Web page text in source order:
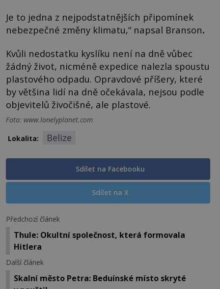
Je to jedna z nejpodstatnějších připomínek
nebezpečné změny klimatu,“ napsal Branson.
Kvůli nedostatku kyslíku není na dně vůbec
žádný život, nicméně expedice nalezla spoustu
plastového odpadu. Opravdové příšery, které
by většina lidí na dně očekávala, nejsou podle
objevitelů živočišné, ale plastové.
Foto: www.lonelyplanet.com
Lokalita:
Belize
Sdílet na Facebooku
Sdílet na X
Předchozí článek
Thule: Okultní společnost, která formovala
Hitlera
Další článek
Skalní město Petra: Beduínské místo skryté